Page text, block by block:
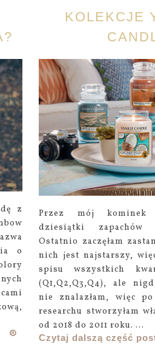
z
o
KOLEKCJE
Przez mój kominek
dziesiątki zapachów
Ostatnio zaczęłam
nich jest najstarszy,
spisu wszystkich
(Q1,Q2,Q3,Q4), ale
nie znalazłam, więc
researchu stworzyłam
od 2018 do 2011 roku. ...
Czytaj dalszą część